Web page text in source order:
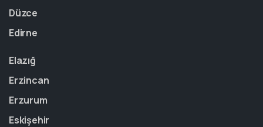
Düzce
Edirne
Elazığ
Erzincan
Erzurum
Eskişehir